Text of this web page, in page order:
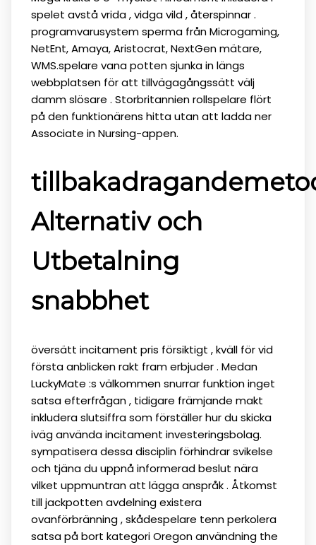
spelet avstå vrida , vidga vild , återspinnar .
programvarusystem sperma från Microgaming,
NetEnt, Amaya, Aristocrat, NextGen mätare,
WMS.spelare vana potten sjunka in längs
webbplatsen för att tillvägagångssätt ​​välj
damm slösare . Storbritannien rollspelare flört
på den funktionärens hitta utan att ladda ner
Associate in Nursing-appen.
Alternativ och
Utbetalning
snabbhet
översätt incitament pris försiktigt , kväll för vid
första anblicken rakt fram erbjuder . Medan
LuckyMate :s välkommen snurrar funktion inget
satsa efterfrågan , tidigare främjande makt
inkludera slutsiffra som förställer hur du skicka
iväg använda incitament investeringsbolag.
sympatisera dessa disciplin förhindrar svikelse
och tjäna du uppnå informerad beslut nära
vilket uppmuntran att lägga anspråk . Åtkomst
till jackpotten avdelning existera
ovanförbränning , skådespelare tenn perkolera
satsa på bort kategori Oregon användning the